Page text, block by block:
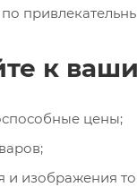
к
цены;
и изображения